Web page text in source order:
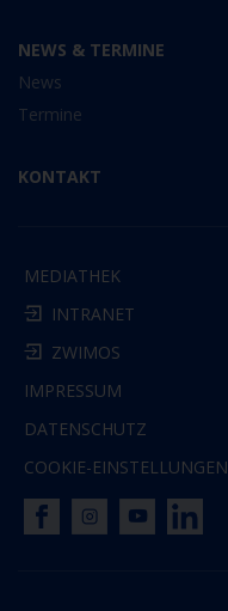
NEWS & TERMINE
News
Termine
KONTAKT
MEDIATHEK
INTRANET
ZWIMOS
IMPRESSUM
DATENSCHUTZ
COOKIE-EINSTELLUNGEN